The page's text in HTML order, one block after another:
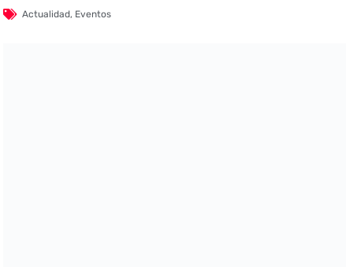
Actualidad, Eventos